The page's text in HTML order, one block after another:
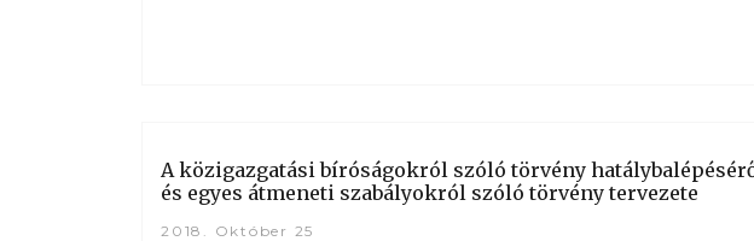
A közigazgatási bíróságokról szóló törvény
és egyes átmeneti szabályokról szóló törvény tervezete
2018. Október 25